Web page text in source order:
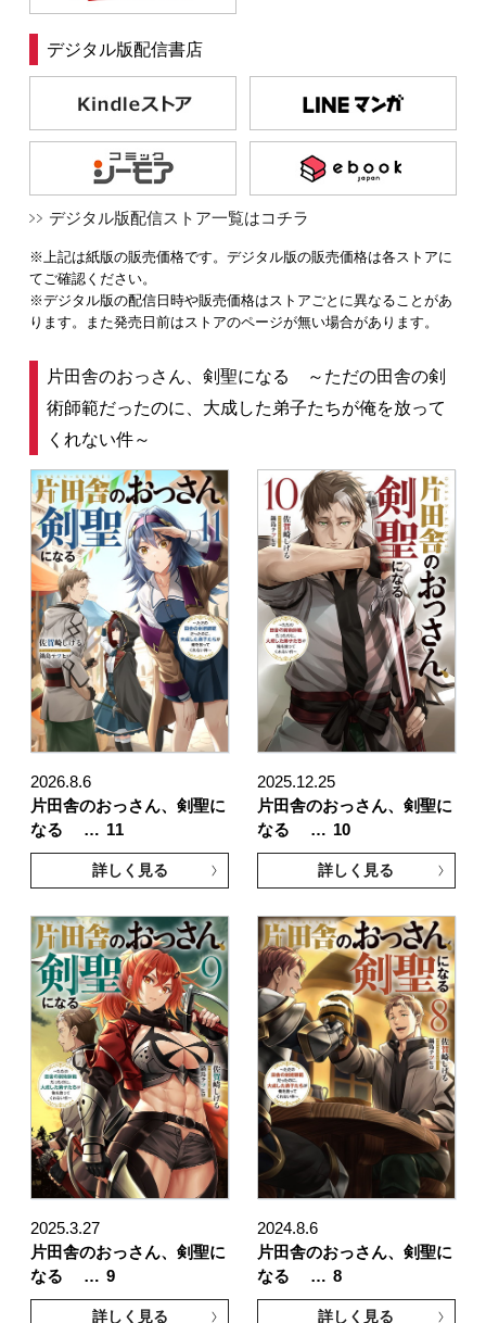
デジタル版配信書店
デジタル版配信ストア一覧はコチラ
※上記は紙版の販売価格です。デジタル版の販売価格は各ストアに
てご確認ください。
※デジタル版の配信日時や販売価格はストアごとに異なることがあ
ります。また発売日前はストアのページが無い場合があります。
片田舎のおっさん、剣聖になる ～ただの田舎の剣
術師範だったのに、大成した弟子たちが俺を放って
くれない件～
2026.8.6
片田舎のおっさん、剣聖に
なる … 11
詳しく見る
2025.12.25
片田舎のおっさん、剣聖に
なる … 10
詳しく見る
2025.3.27
片田舎のおっさん、剣聖に
なる … 9
詳しく見る
2024.8.6
片田舎のおっさん、剣聖に
なる … 8
詳しく見る